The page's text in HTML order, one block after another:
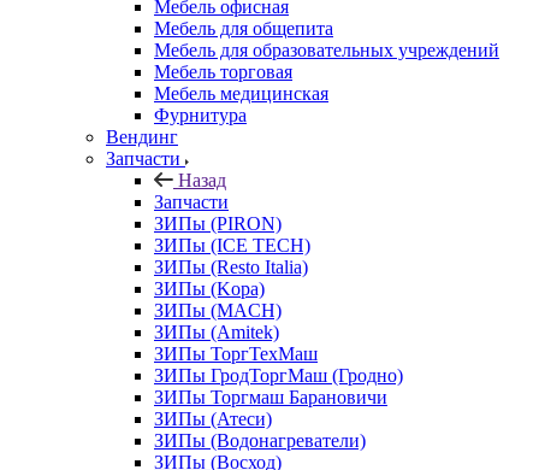
Мебель офисная
Мебель для общепита
Мебель для образовательных учреждений
Мебель торговая
Мебель медицинская
Фурнитура
Вендинг
Запчасти
Назад
Запчасти
ЗИПы (PIRON)
ЗИПы (ICE TECH)
ЗИПы (Resto Italia)
ЗИПы (Kopa)
ЗИПы (MACH)
ЗИПы (Amitek)
ЗИПы ТоргТехМаш
ЗИПы ГродТоргМаш (Гродно)
ЗИПы Торгмаш Барановичи
ЗИПы (Атеси)
ЗИПы (Водонагреватели)
ЗИПы (Восход)